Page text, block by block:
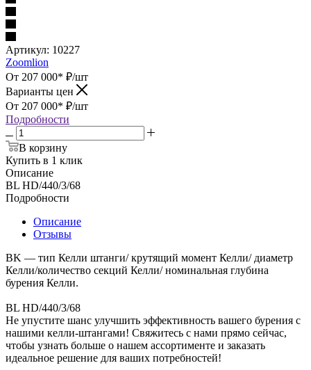
Артикул: 10227
Zoomlion
От 207 000* ₽/шт
Варианты цен
От 207 000* ₽/шт
Подробности
В корзину
Купить в 1 клик
Описание
BL HD/440/3/68
Подробности
Описание
Отзывы
BK — тип Келли штанги/ крутящий момент Келли/ диаметр
Келли/количество секций Келли/ номинальная глубина
бурения Келли.
BL HD/440/3/68
Не упустите шанс улучшить эффективность вашего бурения с
нашими келли-штангами! Свяжитесь с нами прямо сейчас,
чтобы узнать больше о нашем ассортименте и заказать
идеальное решение для ваших потребностей!